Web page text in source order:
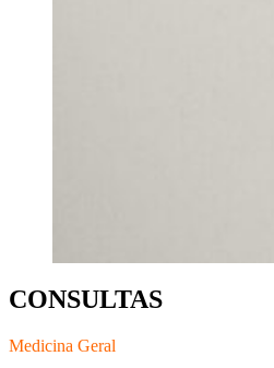
CONSULTAS
Medicina Geral